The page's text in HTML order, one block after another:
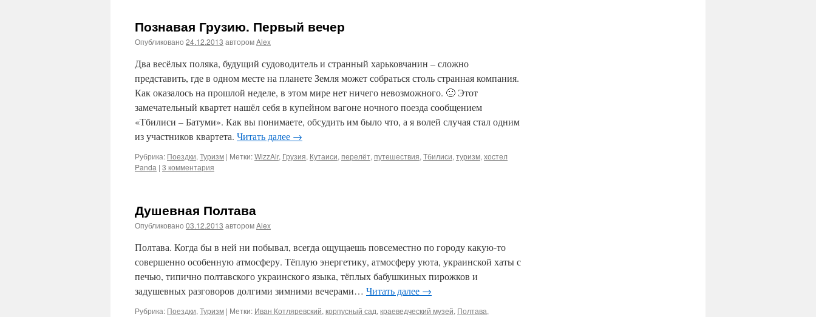
Познавая Грузию. Первый вечер
Опубликовано 24.12.2013 авторомAlex
Два весёлых поляка, будущий судоводитель и странный харьковчанин – сложно
представить, где в одном месте на планете Земля может собраться столь странная компания.
Как оказалось на прошлой неделе, в этом мире нет ничего невозможного. 🙂 Этот
замечательный квартет нашёл себя в купейном вагоне ночного поезда сообщением
«Тбилиси – Батуми». Как вы понимаете, обсудить им было что, а я волей случая стал одним
из участников квартета. Читать далее →
Рубрика: Поездки, Туризм | Метки:WizzAir, Грузия, Кутаиси, перелёт, путешествия, Тбилиси, туризм, хостел
Panda | 3 комментария
Душевная Полтава
Опубликовано 03.12.2013 авторомAlex
Полтава. Когда бы в ней ни побывал, всегда ощущаешь повсеместно по городу какую-то
совершенно особенную атмосферу. Тёплую энергетику, атмосферу уюта, украинской хаты с
печью, типично полтавского украинского языка, тёплых бабушкиных пирожков и
задушевных разговоров долгими зимними вечерами… Читать далее →
Рубрика: Поездки, Туризм | Метки: Иван Котляревский, корпусный сад, краеведческий музей, Полтава,